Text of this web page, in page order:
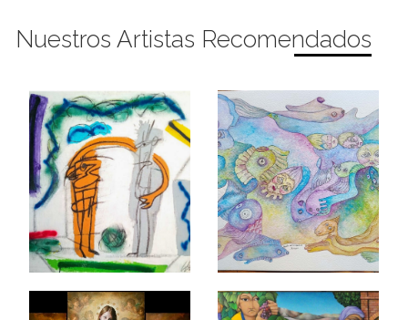
Nuestros Artistas Recomendados